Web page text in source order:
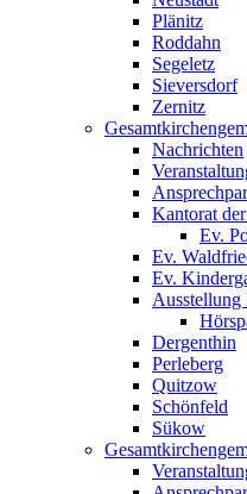
Plänitz
Roddahn
Segeletz
Sieversdorf
Zernitz
Nachrichten
Kantorat
Ev.
Ev.
Ev.
Ausstellung
Dergenthin
Perleberg
Quitzow
Schönfeld
Sükow